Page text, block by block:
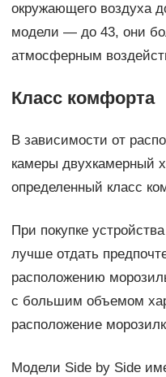
окружающего воздуха
модели — до 43, они
атмосферным
Класс комфорта
В зависимости от
камеры двухкамерный
определенный класс
При покупке
лучше отдать
расположению
с большим объемом
расположение
Модели Side by Side